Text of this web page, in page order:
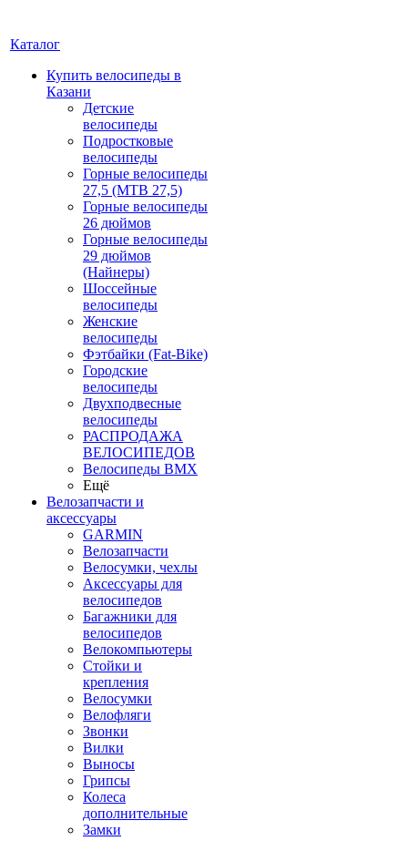
Каталог
Купить велосипеды в
Казани
Детские
велосипеды
Подростковые
велосипеды
Горные велосипеды
27,5 (MTB 27,5)
Горные велосипеды
26 дюймов
Горные велосипеды
29 дюймов
(Найнеры)
Шоссейные
велосипеды
Женские
велосипеды
Фэтбайки (Fat-Bike)
Городские
велосипеды
Двухподвесные
велосипеды
РАСПРОДАЖА
ВЕЛОСИПЕДОВ
Велосипеды BMX
Ещё
Велозапчасти и
аксессуары
GARMIN
Велозапчасти
Велосумки, чехлы
Аксессуары для
велосипедов
Багажники для
велосипедов
Велокомпьютеры
Стойки и
крепления
Велосумки
Велофляги
Звонки
Вилки
Выносы
Грипсы
Колеса
дополнительные
Замки